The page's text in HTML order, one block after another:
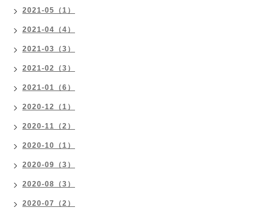
2021-05（1）
2021-04（4）
2021-03（3）
2021-02（3）
2021-01（6）
2020-12（1）
2020-11（2）
2020-10（1）
2020-09（3）
2020-08（3）
2020-07（2）